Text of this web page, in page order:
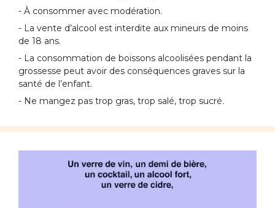
- À consommer avec modération.
- La vente d’alcool est interdite aux mineurs de moins
de 18 ans.
- La consommation de boissons alcoolisées pendant la
grossesse peut avoir des conséquences graves sur la
santé de l’enfant.
- Ne mangez pas trop gras, trop salé, trop sucré.